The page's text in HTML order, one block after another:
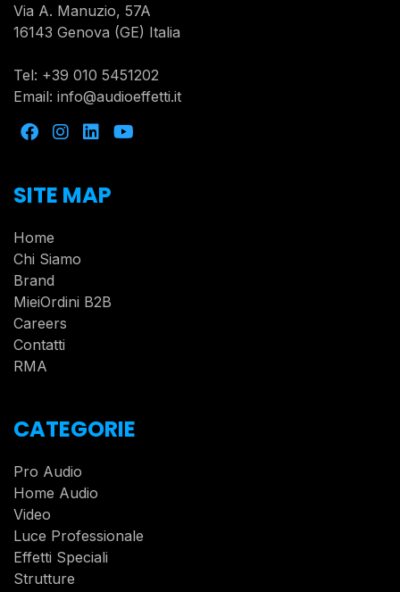
Via A. Manuzio, 57A
16143 Genova (GE) Italia
Tel: +39 010 5451202
Email: info@audioeffetti.it
SITE MAP
Home
Chi Siamo
Brand
MieiOrdini B2B
Careers
Contatti
RMA
CATEGORIE
Pro Audio
Home Audio
Video
Luce Professionale
Effetti Speciali
Strutture